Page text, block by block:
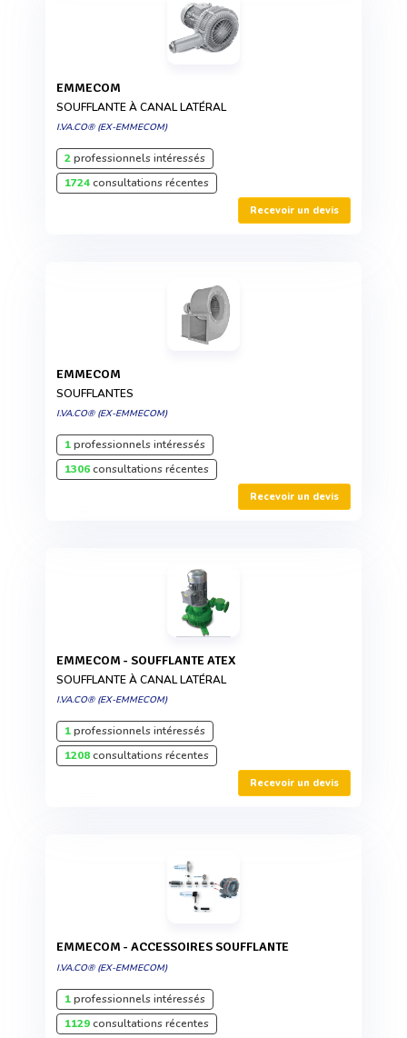
EMMECOM
SOUFFLANTE À CANAL LATÉRAL
I.VA.CO® (EX-EMMECOM)
2professionnels intéressés
1724consultations récentes
Recevoir un devis
EMMECOM
SOUFFLANTES
I.VA.CO® (EX-EMMECOM)
1professionnels intéressés
1306consultations récentes
Recevoir un devis
EMMECOM - SOUFFLANTE ATEX
SOUFFLANTE À CANAL LATÉRAL
I.VA.CO® (EX-EMMECOM)
1professionnels intéressés
1208consultations récentes
Recevoir un devis
EMMECOM - ACCESSOIRES SOUFFLANTE
I.VA.CO® (EX-EMMECOM)
1professionnels intéressés
1129consultations récentes